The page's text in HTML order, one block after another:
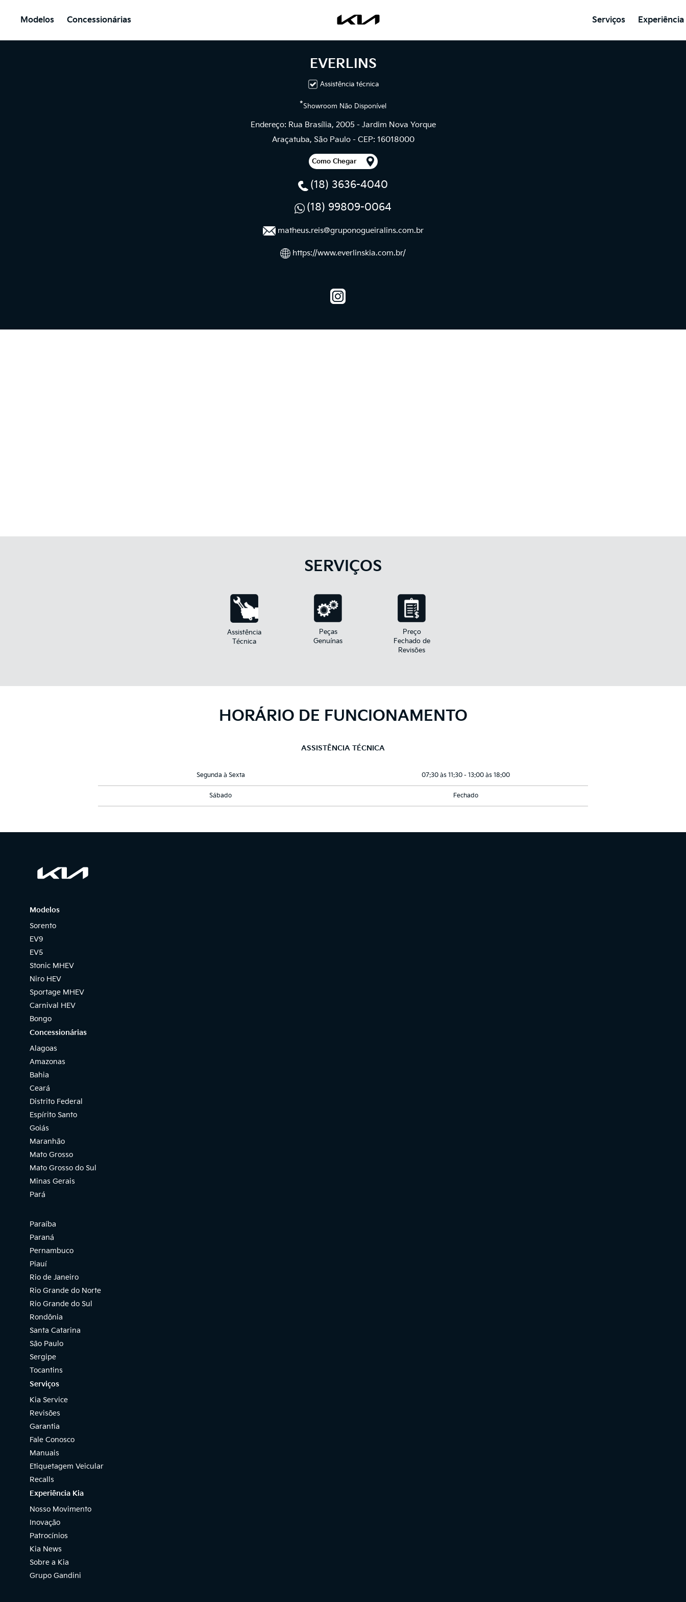
Modelos Concessionárias Serviços Experiência
EVERLINS
Assistência técnica
*Showroom Não Disponível
Endereço: Rua Brasília, 2005 - Jardim Nova Yorque
Araçatuba, São Paulo - CEP: 16018000
Como Chegar
(18) 3636-4040
(18) 99809-0064
matheus.reis@gruponogueiralins.com.br
https://www.everlinskia.com.br/
SERVIÇOS
Assistência
Técnica
Peças
Genuínas
Preço
Fechado de
Revisões
HORÁRIO DE FUNCIONAMENTO
ASSISTÊNCIA TÉCNICA
Segunda à Sexta 07:30 às 11:30 - 13:00 às 18:00
Sábado Fechado
Modelos
Sorento
EV9
EV5
Stonic MHEV
Niro HEV
Sportage MHEV
Carnival HEV
Bongo
Concessionárias
Alagoas
Amazonas
Bahia
Ceará
Distrito Federal
Espírito Santo
Goiás
Maranhão
Mato Grosso
Mato Grosso do Sul
Minas Gerais
Pará
Paraíba
Paraná
Pernambuco
Piauí
Rio de Janeiro
Rio Grande do Norte
Rio Grande do Sul
Rondônia
Santa Catarina
São Paulo
Sergipe
Tocantins
Serviços
Kia Service
Revisões
Garantia
Fale Conosco
Manuais
Etiquetagem Veicular
Recalls
Experiência Kia
Nosso Movimento
Inovação
Patrocínios
Kia News
Sobre a Kia
Grupo Gandini